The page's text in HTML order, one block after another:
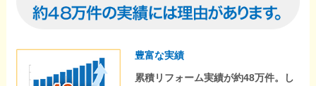
豊富な実績
累積リフォーム実績が約48万件。し